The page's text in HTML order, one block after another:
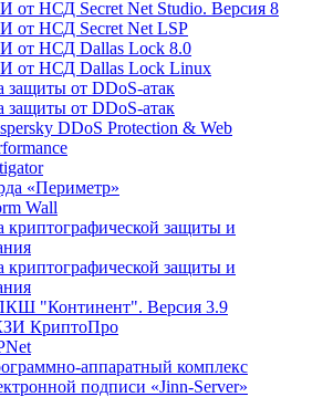
от НСД Secret Net Studio. Версия 8
от НСД Secret Net LSP
от НСД Dallas Lock 8.0
от НСД Dallas Lock Linux
защиты от DDoS-атак
защиты от DDoS-атак
DDoS Protection & Web
«Периметр»
Wall
криптографической защиты и
криптографической защиты и
"Континент". Версия 3.9
КриптоПро
аппаратный комплекс
подписи «Jinn-Server»